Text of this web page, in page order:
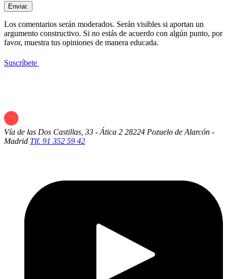
Enviar.
Los comentarios serán moderados. Serán visibles si aportan un
argumento constructivo. Si no estás de acuerdo con algún punto, por
favor, muestra tus opiniones de manera educada.
Suscríbete
Vía de las Dos Castillas, 33 - Ática 2 28224 Pozuelo de Alarcón -
Madrid Tlf. 91 352 59 42